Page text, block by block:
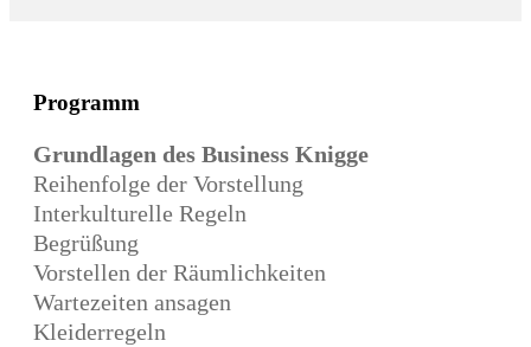
Programm
Grundlagen des Business Knigge
Reihenfolge der Vorstellung
Interkulturelle Regeln
Begrüßung
Vorstellen der Räumlichkeiten
Wartezeiten ansagen
Kleiderregeln